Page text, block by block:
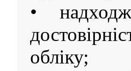
•
обліку;